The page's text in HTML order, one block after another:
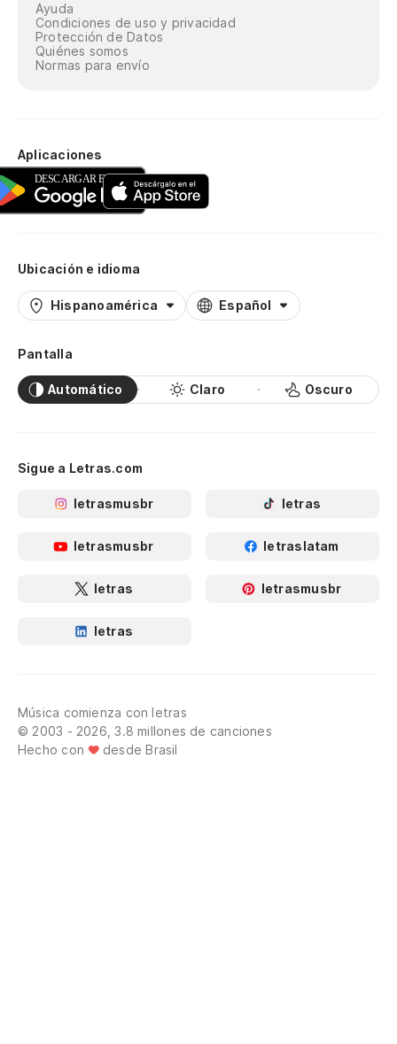
Ayuda
Condiciones de uso y privacidad
Protección de Datos
Quiénes somos
Normas para envío
Aplicaciones
Ubicación e idioma
Hispanoamérica Español
Pantalla
Automático Claro Oscuro
Sigue a Letras.com
letrasmusbr letras
letrasmusbr letraslatam
letras letrasmusbr
letras
Música comienza con letras
© 2003 - 2026, 3.8 millones de canciones
Hecho con
desde Brasil